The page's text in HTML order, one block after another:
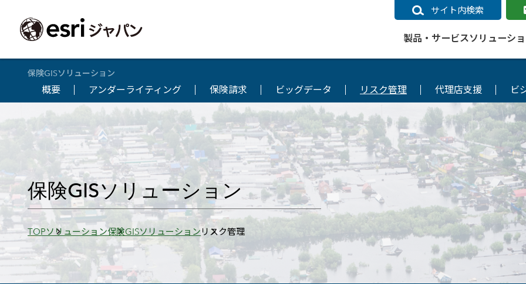
製品・サービス
ArcGIS製品
ArcGISとは
地理空間情報の統合管理プラットフォーム
ArcGIS Online
SaaS マッピング プラットフォーム
ArcGIS Pro
高機能デスクトップ GIS アプリケーション
ArcGIS Enterprise
GIS とマッピングの基盤システム
ArcGIS Developers
独自アプリの開発
データ
ESRIジャパン データコンテンツ
ArcGISですぐに利用できるデータコンテンツ
ArcGIS Online コンテンツ
すぐに利用できる世界中のデータコンテンツ
GIS データストア
クラウド
ArcGIS
ArcGIS
ArcGIS
SaaS マッ
ソリューシ
中央省庁
中央省庁
防衛・安全保障
海洋
保健・医療・介護
宇宙利用
自治体
政策支援
情報公開
農業
森林
公共事業
上水道・下水道
社会インフラ
電力
ガス
通信
高速
鉄道
スマ
建設 土木
建設・土木
防災・公共安全
防災
ビジネス
製造業
教育
大学
事例一覧
事例検索
新着事例
注目事例
eBookで見る
業種別事例
中央省庁・研究（事例）
自治体（事例）
社会インフラ（事例）
交通（事例）
建設・土木（事例）
防災・公共安全（事例）
ビジネス（事例）
教育（事例）
サポート
サポートトップ
サポートからのお知らせ
ヘルプ・マニュアル
よく見られているページ
よく見られているページ
My Esri 利用ガイド
お問い合せ
アカデミックパック利用ガイド
ArcGIS for Personal Use /
Student Use 利用ガイド
ArcGIS Developer Bundle 利用
ガイド
サポートポリシー
サポートポリシー概要
標準サポート
開発者向けサポート
動作環境ポリシー
製品ライフサイクル
ArcMap のサポートについて
ArcGIS Engine のサポートについ
て
GIS
GIS
自宅
ポー
もっ
ビジ
イベント
今後のイベント
GISコミュニティフォーラム
Esriユーザー会
ニュース
すべてのニュース
お知らせ
プレスリリース
製品情報
サポートからのお知らせ
ArcConnect
ArcGIS ブログ
メールマガジン
会社情報
会社概要
事業所一覧
コーポレートガバナンス
コンプライアンス
リスクマネジメント
沿革
ArcGISの歴史
Esriについて
ESRIジャパンの取り組み
環境への取り組み
高品質なサービスの提供
働きやすい労働環境の整備
地域社会への貢献
SDGsへの米国Esri社の取り組み
SDGsへのESRIジャパンの取り
採用応募の方
新卒採用（国内・海外大学卒業）
キャリア採用
採用に関するよくある質問
企業情報をお求めの方
会社説明会（Online）
資料請求
キャリアメルマガ購読
キャリアオンライン相談
サイト内検索
保険GISソリューション
概要 アンダーライティング 保険請求 ビッグデータ リスク管理 代理店支援 ビ
保険GISソリューション
Breadcrumbs
TOPソリューション保険GISソリューション リスク管理